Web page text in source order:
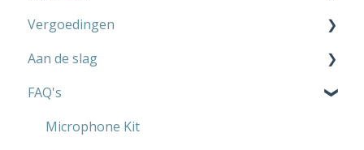
Microphone Kit
AutoCaption
Vergoedingen
Privégebruik
Werk
Aan de slag
Microphone Kit
AutoCaption
FAQ's
Microphone Kit